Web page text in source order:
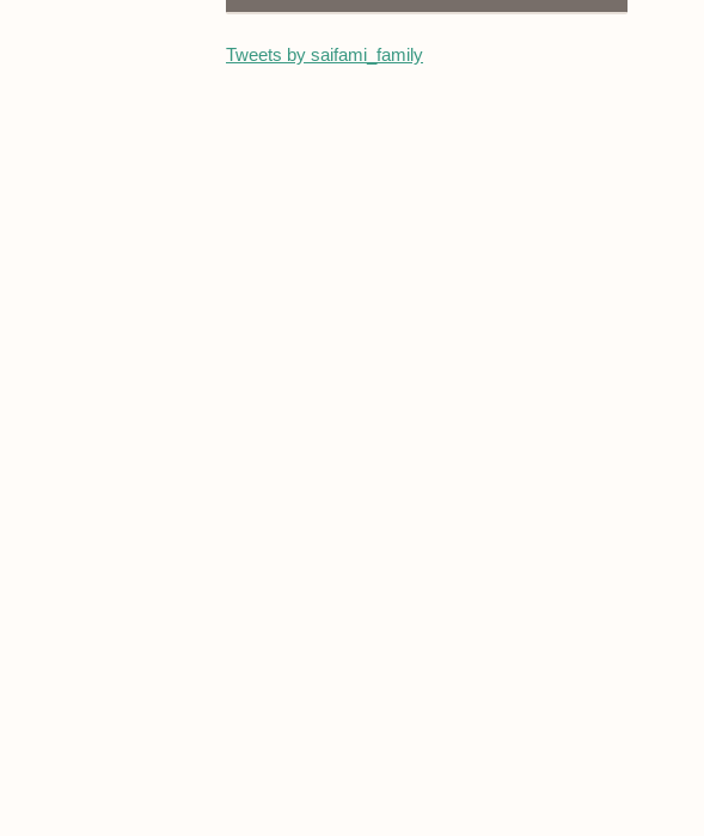
Tweets by saifami_family